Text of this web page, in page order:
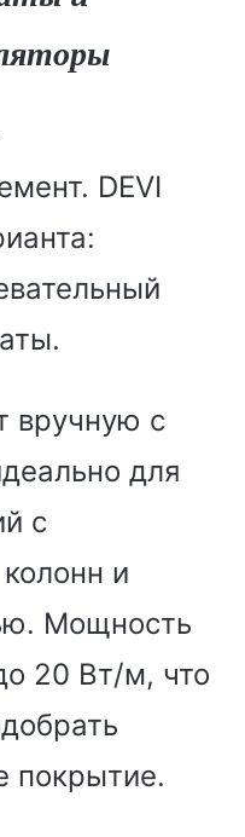
DEVI
вручную с
для
с
и
Мощность
20 Вт/м, что
покрытие.